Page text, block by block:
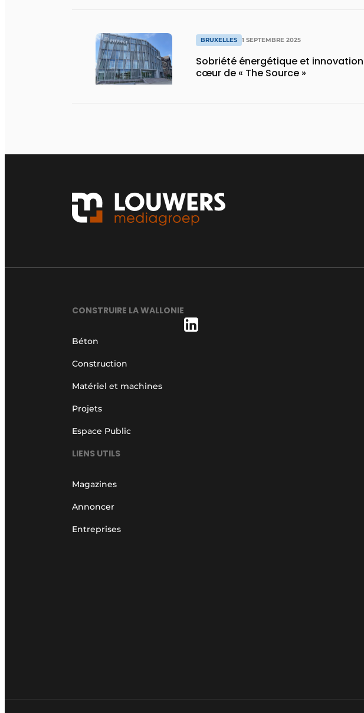
BRUXELLES 1 SEPTEMBRE 2025
Sobriété énergétique et
cœur de « The Source »
CONSTRUIRE LA WALLONIE
Béton
Construction
Matériel et machines
Projets
Espace Public
LIENS UTILS
Magazines
Annoncer
Entreprises